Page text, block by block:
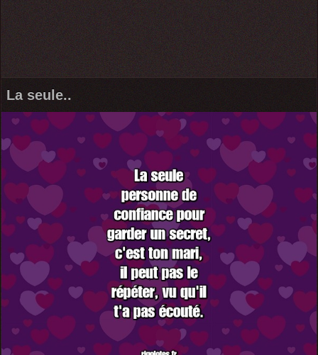
La seule..